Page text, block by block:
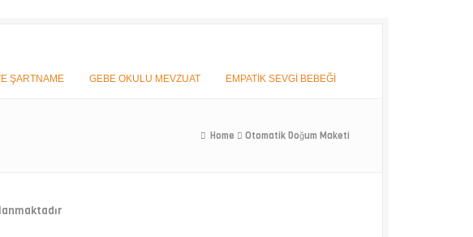
ŞARTNAME GEBE OKULU MEVZUAT EMPATİK SEVGİ BEBEĞİ
Home Otomatik Doğum Maketi